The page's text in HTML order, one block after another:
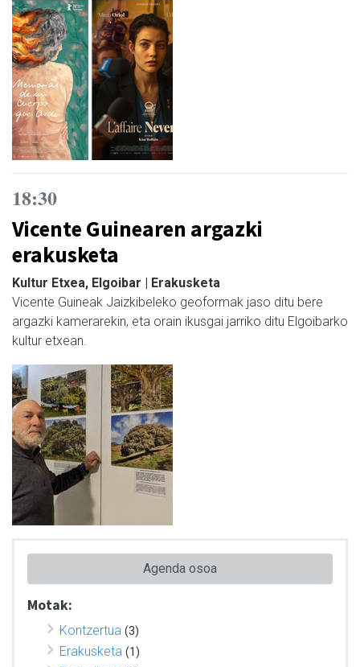
18:30
Vicente Guinearen argazki
erakusketa
Kultur Etxea, Elgoibar | Erakusketa
Vicente Guineak Jaizkibeleko geoformak jaso ditu bere
argazki kamerarekin, eta orain ikusgai jarriko ditu Elgoibarko
kultur etxean.
Agenda osoa
Motak:
Kontzertua (3)
Erakusketa (1)